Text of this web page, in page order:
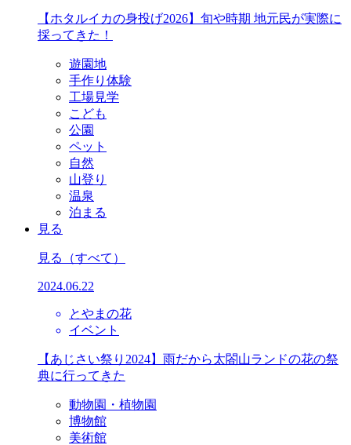
【ホタルイカの身投げ2026】旬や時期 地元民が実際に
採ってきた！
遊園地
手作り体験
工場見学
こども
公園
ペット
自然
山登り
温泉
泊まる
見る
見る （すべて）
2024.06.22
とやまの花
イベント
【あじさい祭り2024】雨だから太閤山ランドの花の祭
典に行ってきた
動物園・植物園
博物館
美術館